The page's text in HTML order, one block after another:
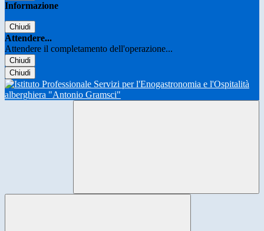
Informazione
Chiudi
Attendere...
Attendere il completamento dell'operazione...
Chiudi
Chiudi